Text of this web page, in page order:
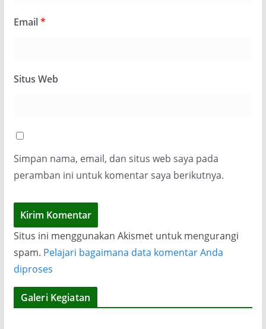
Email*
Situs Web
Simpan nama, email, dan situs web saya pada
peramban ini untuk komentar saya berikutnya.
Situs ini menggunakan Akismet untuk mengurangi
spam. Pelajari bagaimana data komentar Anda
diproses
Galeri Kegiatan